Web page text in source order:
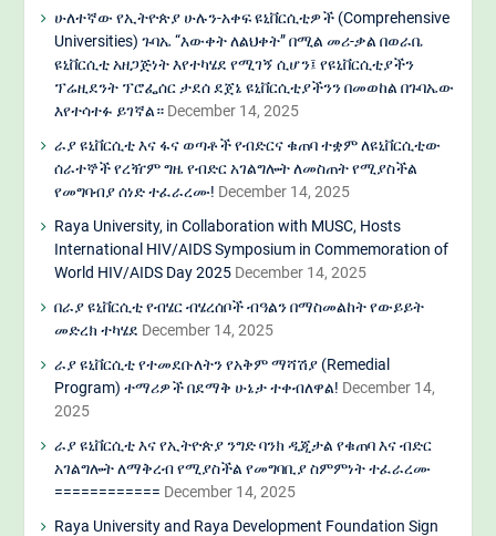
ሁለተኛው የኢትዮጵያ ሁሉን-አቀፍ ዩኒቨርሲቲዎች (Comprehensive
Universities) ጉባኤ “እውቀት ለልህቀት” በሚል መሪ-ቃል በወራቤ
ዩኒቨርሲቲ አዘጋጅነት እየተካሄደ የሚገኝ ሲሆን፤ የዩኒቨርሲቲያችን
ፕሬዚደንት ፕሮፌሰር ታደሰ ደጀኔ ዩኒቨርሲቲያችንን በመወከል በጉባኤው
እየተሳተፉ ይገኛል። December 14, 2025
ራያ ዩኒቨርሲቲ እና ፋና ወጣቶች የብድርና ቁጠባ ተቋም ለዩኒቨርሲቲው
ሰራተኞች የረዥም ግዜ የብድር አገልግሎት ለመስጠት የሚያስችል
የመግባብያ ሰነድ ተፈራረሙ! December 14, 2025
Raya University, in Collaboration with MUSC, Hosts
International HIV/AIDS Symposium in Commemoration of
World HIV/AIDS Day 2025 December 14, 2025
በራያ ዩኒቨርሲቲ የብሄር ብሄረሰቦች ብዓልን በማስመልከት የውይይት
መድረክ ተካሄደ December 14, 2025
ራያ ዩኒቨርሲቲ የተመደቡለትን የአቅም ማሻሽያ (Remedial
Program) ተማሪዎች በደማቅ ሁኔታ ተቀብለዋል! December 14,
2025
ራያ ዩኒቨርሲቲ እና የኢትዮጵያ ንግድ ባንክ ዲጂታል የቁጠባ እና ብድር
አገልግሎት ለማቅረብ የሚያስችል የመግባቢያ ስምምነት ተፈራረሙ
============ December 14, 2025
Raya University and Raya Development Foundation Sign